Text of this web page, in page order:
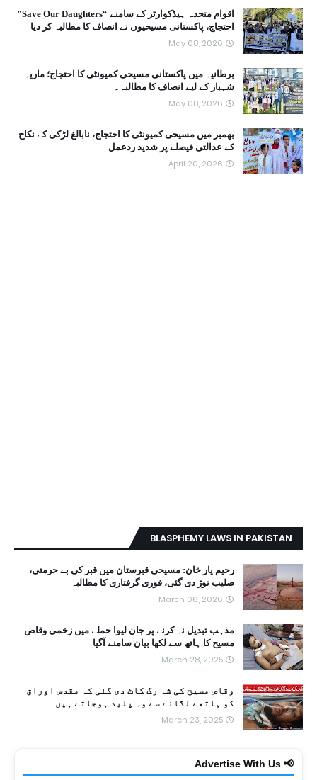
اقوام متحدہ ہیڈکوارٹر کے سامنے “Save Our Daughters”
احتجاج، پاکستانی مسیحیوں نے انصاف کا مطالبہ کر دیا
May 08, 2026
برطانیہ میں پاکستانی مسیحی کمیونٹی کا احتجاج؛ ماریہ
شہباز کے لیے انصاف کا مطالبہ۔
May 08, 2026
بھمبر میں مسیحی کمیونٹی کا احتجاج، نابالغ لڑکی کے نکاح
کے عدالتی فیصلے پر شدید ردعمل
April 20, 2026
BLASPHEMY LAWS IN PAKISTAN
رحیم یار خان: مسیحی قبرستان میں قبر کی بے حرمتی،
صلیب توڑ دی گئی، فوری گرفتاری کا مطالبہ
March 06, 2026
مذہب تبدیل نہ کرنے پر جان لیوا حملے میں زخمی وقاص
مسیح کا ہاتھ سے لکھا بیان سامنے آگیا
March 28, 2025
وقاص مسیح کی شہ رگ کاٹ دی گئی کہ مقدس اوراق
کو ہاتھے لگانے سے وہ پلید ہوجاتے ہیں
March 23, 2025
📢 Advertise With Us